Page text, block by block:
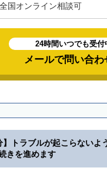
国オンライン相談可
24時間いつでも受付
メールで問い合わ
】トラブルが起こらないよ
きを進めます